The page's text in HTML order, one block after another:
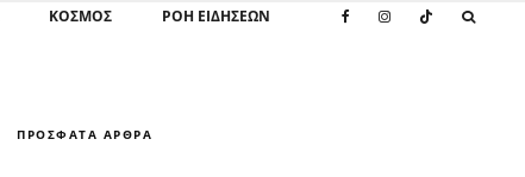
ΚΌΣΜΟΣ ΡΟΗ ΕΙΔΗΣΕΩΝ
ΠΡΌΣΦΑΤΑ ΆΡΘΡΑ